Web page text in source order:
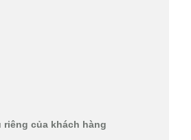
của khách hàng